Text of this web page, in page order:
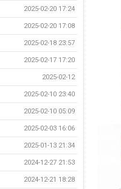
2025-02-20 17:24
2025-02-20 17:08
2025-02-18 23:57
2025-02-17 17:20
2025-02-12
2025-02-10 23:40
2025-02-10 05:09
2025-02-03 16:06
2025-01-13 21:34
2024-12-27 21:53
2024-12-21 18:28